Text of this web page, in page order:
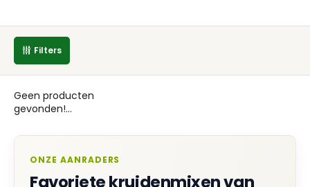
Filters
Geen producten
gevonden!...
ONZE AANRADERS
Favoriete kruidenmixen van